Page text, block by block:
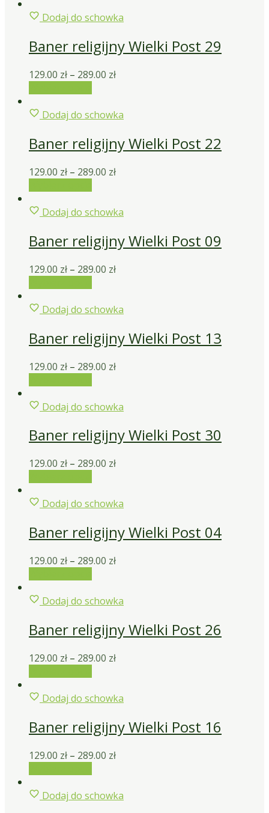
Dodaj do schowka
Baner religijny Wielki Post 29
129.00 zł – 289.00 zł
Dodaj do schowka
Baner religijny Wielki Post 22
129.00 zł – 289.00 zł
Dodaj do schowka
Baner religijny Wielki Post 09
129.00 zł – 289.00 zł
Dodaj do schowka
Baner religijny Wielki Post 13
129.00 zł – 289.00 zł
Dodaj do schowka
Baner religijny Wielki Post 30
129.00 zł – 289.00 zł
Dodaj do schowka
Baner religijny Wielki Post 04
129.00 zł – 289.00 zł
Dodaj do schowka
Baner religijny Wielki Post 26
129.00 zł – 289.00 zł
Dodaj do schowka
Baner religijny Wielki Post 16
129.00 zł – 289.00 zł
Dodaj do schowka